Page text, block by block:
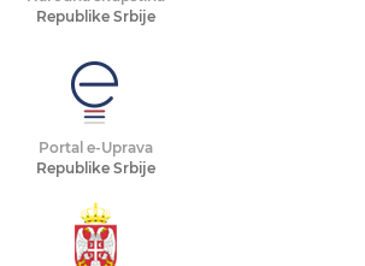
Republike Srbije
Portal e-Uprava
Republike Srbije